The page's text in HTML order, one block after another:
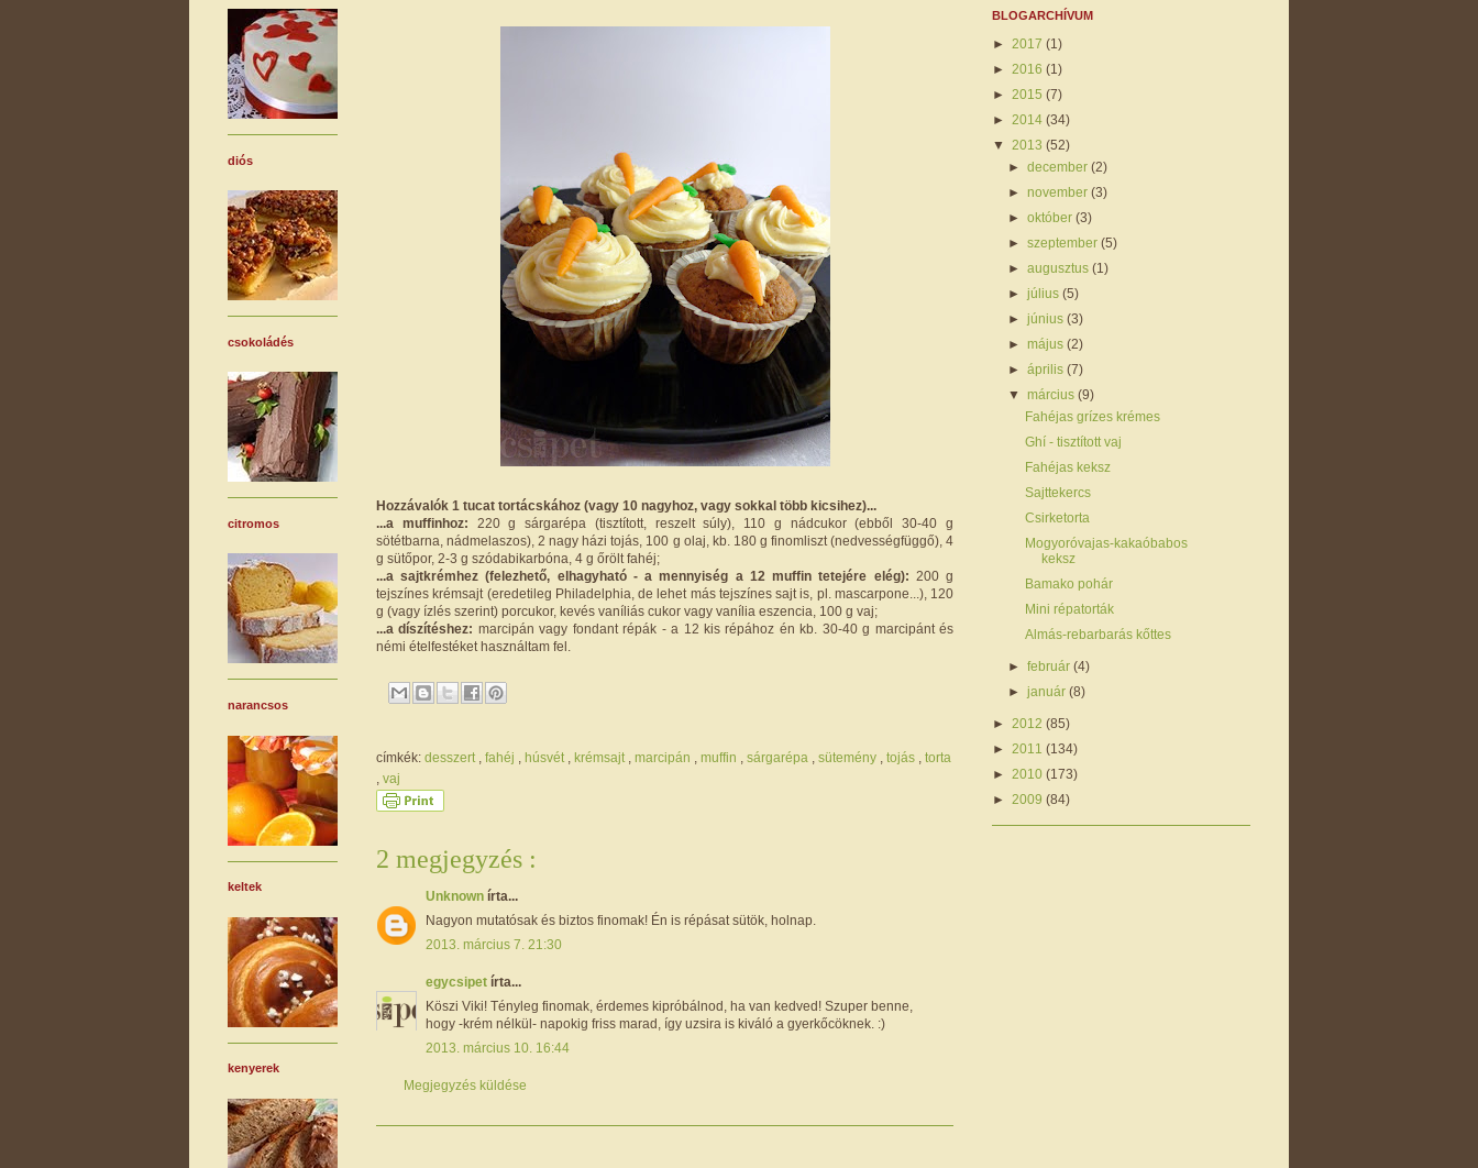
Hozzávalók 1 tucat tortácskához (vagy 10 nagyhoz, vagy sokkal több kicsihez)...
...a muffinhoz: 220 g sárgarépa (tisztított, reszelt súly), 110 g nádcukor (ebből 30-40 g
sötétbarna, nádmelaszos), 2 nagy házi tojás, 100 g olaj, kb. 180 g finomliszt (nedvességfüggő), 4
g sütőpor, 2-3 g szódabikarbóna, 4 g őrölt fahéj;
...a sajtkrémhez (felezhető, elhagyható - a mennyiség a 12 muffin tetejére elég): 200 g
tejszínes krémsajt (eredetileg Philadelphia, de lehet más tejszínes sajt is, pl. mascarpone...), 120
g (vagy ízlés szerint) porcukor, kevés vaníliás cukor vagy vanília eszencia, 100 g vaj;
...a díszítéshez: marcipán vagy fondant répák - a 12 kis répához én kb. 30-40 g marcipánt és
némi ételfestéket használtam fel.
címkék: desszert fahéj húsvét krémsajt marcipán muffin sárgarépa sütemény tojás
torta
vaj
2 megjegyzés :
Unknown írta...
Nagyon mutatósak és biztos finomak! Én is répásat sütök, holnap.
2013. március 7. 21:30
egycsipet írta...
Köszi Viki! Tényleg finomak, érdemes kipróbálnod, ha van kedved! Szuper benne,
hogy -krém nélkül- napokig friss marad, így uzsira is kiváló a gyerkőcöknek. :)
2013. március 10. 16:44
Megjegyzés küldése
diós
csokoládés
citromos
narancsos
keltek
kenyerek
BLOGARCHÍVUM
► 2017 (1)
► 2016 (1)
► 2015 (7)
► 2014 (34)
▼ 2013 (52)
►december(2)
►november(3)
►október(3)
►szeptember(5)
►augusztus(1)
►július(5)
►június(3)
►május(2)
►április(7)
▼március(9)
Fahéjas grízes krémes
Ghí - tisztított vaj
Fahéjas keksz
Sajttekercs
Csirketorta
Mogyoróvajas-kakaóbabos
keksz
Bamako pohár
Mini répatorták
Almás-rebarbarás kőttes
►február(4)
►január(8)
► 2012 (85)
► 2011 (134)
► 2010 (173)
► 2009 (84)